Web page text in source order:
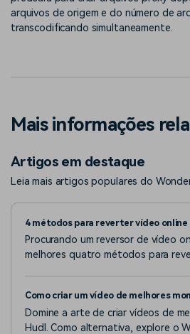
arquivos de origem e do número de
transcodificando simultaneamente.
Mais informações
Artigos em destaque
Leia mais artigos populares do
4 métodos para reverter vídeo
Procurando um reversor de vídeo
melhores quatro métodos para
Como criar um vídeo de melhores
Domine a arte de criar vídeos de
Hudl. Como alternativa, explore o